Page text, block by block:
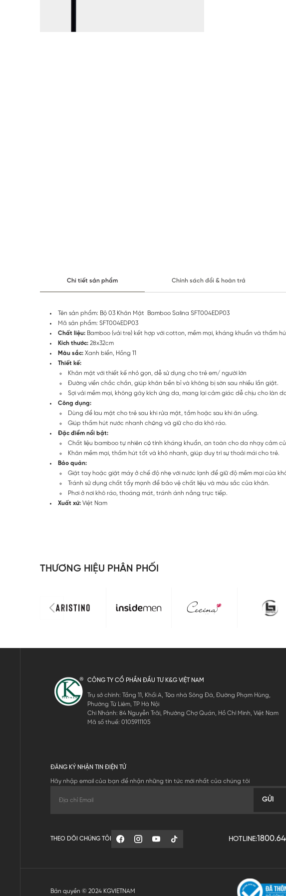
Chi tiết sản phẩm Chính sách đổi & hoàn trả
Tên sản phẩm: Bộ 03 Khăn Mặt Bamboo Salina SFT004EDP03
Mã sản phẩm: SFT004EDP03
Chất liệu: Bamboo (vải tre) kết hợp với cotton, mềm mại, kháng khuẩn và thấm
Kích thước: 28x32cm
Màu sắc: Xanh biển, Hồng 11
Thiết kế:
Khăn mặt với thiết kế nhỏ gọn, dễ sử dụng cho trẻ em/ người lớn
Đường viền chắc chắn, giúp khăn bền bỉ và không bị sờn sau nhiều lần giặt.
Sợi vải mềm mại, không gây kích ứng da, mang lại cảm giác dễ chịu cho làn
Công dụng:
Dùng để lau mặt cho trẻ sau khi rửa mặt, tắm hoặc sau khi ăn uống.
Giúp thấm hút nước nhanh chóng và giữ cho da khô ráo.
Đặc điểm nổi bật:
Chất liệu bamboo tự nhiên có tính kháng khuẩn, an toàn cho da nhạy cảm
Khăn mềm mại, thấm hút tốt và khô nhanh, giúp duy trì sự thoải mái cho trẻ.
Bảo quản:
Giặt tay hoặc giặt máy ở chế độ nhẹ với nước lạnh để giữ độ mềm mại của
Tránh sử dụng chất tẩy mạnh để bảo vệ chất liệu và màu sắc của khăn.
Phơi ở nơi khô ráo, thoáng mát, tránh ánh nắng trực tiếp.
Xuất xứ: Việt Nam
THƯƠNG HIỆU PHÂN PHỐI
CÔNG TY CỔ PHẦN ĐẦU TƯ K&G VIỆT NAM
Trụ sở chính: Tầng 11, Khối A, Tòa nhà Sông Đà, Đường Phạm Hùng,
Phường Từ Liêm, TP Hà Nội
Chi Nhánh: 84 Nguyễn Trãi, Phường Chợ Quán, Hồ Chí Minh, Việt Nam
Mã số thuế: 0105911105
ĐĂNG KÝ NHẬN TIN ĐIỆN TỬ
Hãy nhập email của bạn để nhận những tin tức mới nhất của chúng tôi
GỬI
THEO DÕI CHÚNG TÔI HOTLINE:
Bản quyền © 2024 KGVIETNAM